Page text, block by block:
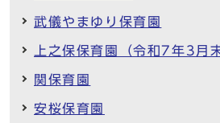
武儀やまゆり保育園
上之保保育園（令和7年3月
関保育園
安桜保育園